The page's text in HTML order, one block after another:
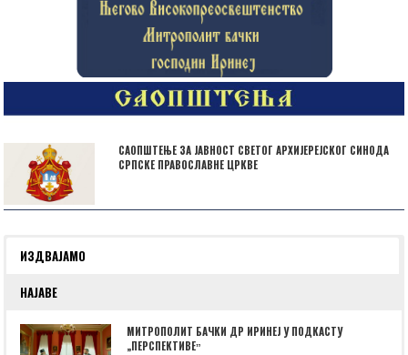
САОПШТЕЊЕ ЗА ЈАВНОСТ СВЕТОГ АРХИЈЕРЕЈСКОГ СИНОДА
СРПСКЕ ПРАВОСЛАВНЕ ЦРКВЕ
ИЗДВАЈАМО
НАЈАВЕ
МИТРОПОЛИТ БАЧКИ ДР ИРИНЕЈ У ПОДКАСТУ
„ПЕРСПЕКТИВЕˮ